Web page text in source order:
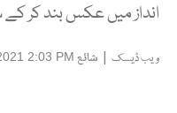
انداز میں عکس بند کر کے
ویب ڈیسک | شائع 2:03 PM